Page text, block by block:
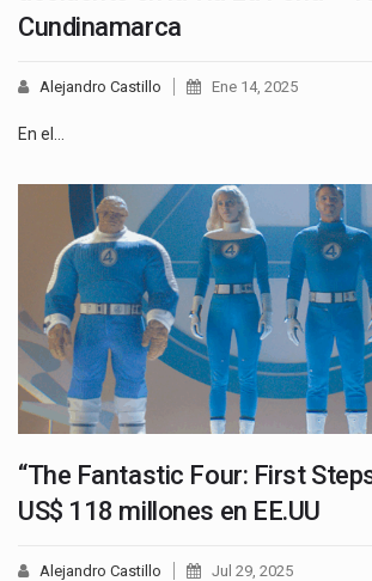
Cundinamarca
Alejandro Castillo Ene 14, 2025
En el…
“The Fantastic Four: First
US$ 118 millones en EE.UU
Alejandro Castillo Jul 29, 2025